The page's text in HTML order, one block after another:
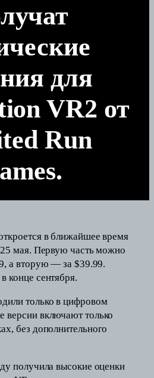
для
VR2 от
Run
в ближайшее время
25 мая. Первую часть можно
а вторую — за $39.99.
конце сентября.
только в цифровом
версии включают только
без дополнительного
получила высокие оценки